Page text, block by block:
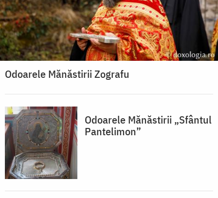
Odoarele Mănăstirii Zografu
Odoarele Mănăstirii „Sfântul
Pantelimon”